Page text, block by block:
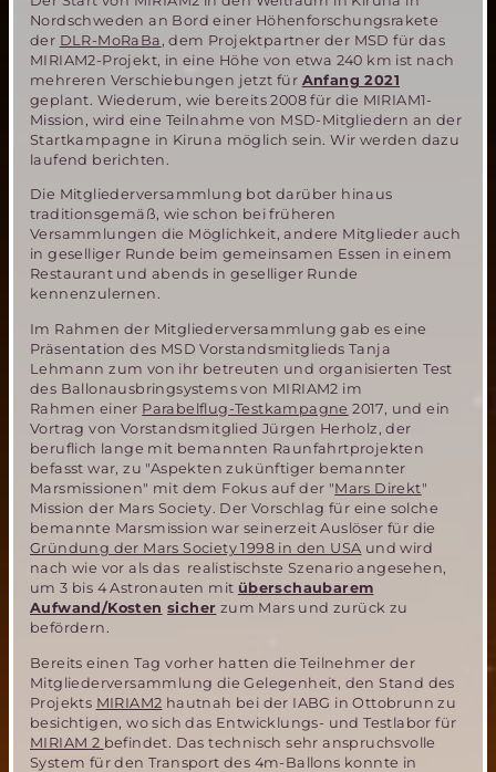
Nordschweden an Bord einer Höhenforschungsrakete
der DLR-MoRaBa , dem Projektpartner der MSD für das
MIRIAM2-Projekt, in eine Höhe von etwa 240 km ist nach
mehreren Verschiebungen jetzt für Anfang 2021
geplant. Wiederum, wie bereits 2008 für die MIRIAM1-
Mission, wird eine Teilnahme von MSD-Mitgliedern an der
Startkampagne in Kiruna möglich sein. Wir werden dazu
laufend berichten.
Die Mitgliederversammlung bot darüber hinaus
traditionsgemäß, wie schon bei früheren
Versammlungen die Möglichkeit, andere Mitglieder auch
in geselliger Runde beim gemeinsamen Essen in einem
Restaurant und abends in geselliger Runde
kennenzulernen.
Im Rahmen der Mitgliederversammlung gab es eine
Präsentation des MSD Vorstandsmitglieds Tanja
Lehmann zum von ihr betreuten und organisierten Test
des Ballonausbringsystems von MIRIAM2 im
Rahmen einer Parabelflug-Testkampagne 2017, und ein
Vortrag von Vorstandsmitglied Jürgen Herholz, der
beruflich lange mit bemannten Raunfahrtprojekten
befasst war, zu "Aspekten zukünftiger bemannter
Marsmissionen" mit dem Fokus auf der "Mars Direkt"
Mission der Mars Society. Der Vorschlag für eine solche
bemannte Marsmission war seinerzeit Auslöser für die
Gründung der Mars Society 1998 in den USA und wird
nach wie vor als das realistischste Szenario angesehen,
um 3 bis 4 Astronauten mit überschaubarem
Aufwand/Kosten sicher zum Mars und zurück zu
befördern.
Bereits einen Tag vorher hatten die Teilnehmer der
Mitgliederversammlung die Gelegenheit, den Stand des
Projekts MIRIAM2 hautnah bei der IABG in Ottobrunn zu
besichtigen, wo sich das Entwicklungs- und Testlabor für
MIRIAM 2 befindet. Das technisch sehr anspruchsvolle
System für den Transport des 4m-Ballons konnte in